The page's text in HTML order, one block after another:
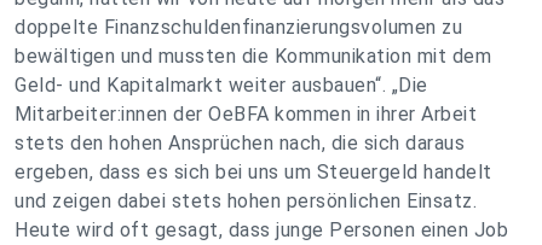
doppelte Finanzschuldenfinanzierungsvolumen zu
bewältigen und mussten die Kommunikation mit dem
Geld- und Kapitalmarkt weiter ausbauen“. „Die
Mitarbeiter:innen der OeBFA kommen in ihrer Arbeit
stets den hohen Ansprüchen nach, die sich daraus
ergeben, dass es sich bei uns um Steuergeld handelt
und zeigen dabei stets hohen persönlichen Einsatz.
Heute wird oft gesagt, dass junge Personen einen Job